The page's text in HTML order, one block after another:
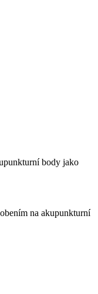
body jako
na akupunkturní